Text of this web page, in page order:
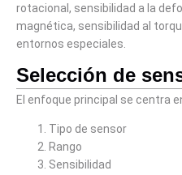
rotacional, sensibilidad a la
magnética, sensibilidad al
entornos especiales.
Selección de
El enfoque principal se centra
Tipo de sensor
Rango
Sensibilidad